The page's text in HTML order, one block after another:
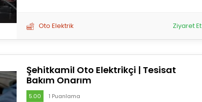
Oto Elektrik Ziyaret Et
Şehitkamil Oto Elektrikçi | Tesisat
Bakım Onarım
5.00 1 Puanlama